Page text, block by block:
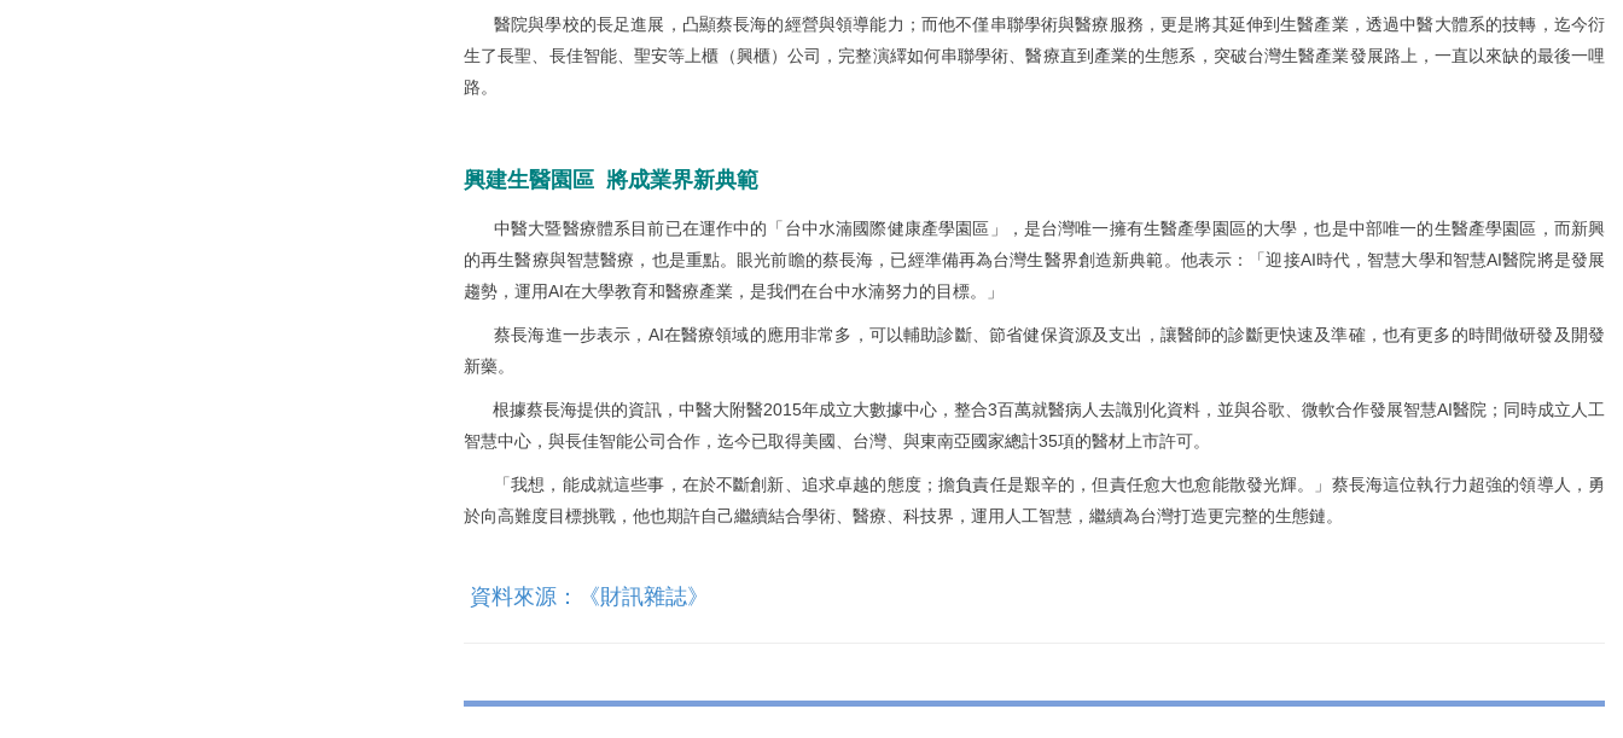
醫院與學校的長足進展，凸顯蔡長海的經營與領導能力；而他不僅串聯學術與醫療服務，更是將其延伸到生醫產業，透過中醫大體系的技轉，迄今衍
生了長聖、長佳智能、聖安等上櫃（興櫃）公司，完整演繹如何串聯學術、醫療直到產業的生態系，突破台灣生醫產業發展路上，一直以來缺的最後一哩
路。
興建生醫園區 將成業界新典範
中醫大暨醫療體系目前已在運作中的「台中水湳國際健康產學園區」，是台灣唯一擁有生醫產學園區的大學，也是中部唯一的生醫產學園區，而新興
的再生醫療與智慧醫療，也是重點。眼光前瞻的蔡長海，已經準備再為台灣生醫界創造新典範。他表示：「迎接AI時代，智慧大學和智慧AI醫院將是發展
趨勢，運用AI在大學教育和醫療產業，是我們在台中水湳努力的目標。」
蔡長海進一步表示，AI在醫療領域的應用非常多，可以輔助診斷、節省健保資源及支出，讓醫師的診斷更快速及準確，也有更多的時間做研發及開發
新藥。
根據蔡長海提供的資訊，中醫大附醫2015年成立大數據中心，整合3百萬就醫病人去識別化資料，並與谷歌、微軟合作發展智慧AI醫院；同時成立人工
智慧中心，與長佳智能公司合作，迄今已取得美國、台灣、與東南亞國家總計35項的醫材上市許可。
「我想，能成就這些事，在於不斷創新、追求卓越的態度；擔負責任是艱辛的，但責任愈大也愈能散發光輝。」蔡長海這位執行力超強的領導人，勇
於向高難度目標挑戰，他也期許自己繼續結合學術、醫療、科技界，運用人工智慧，繼續為台灣打造更完整的生態鏈。
資料來源：《財訊雜誌》